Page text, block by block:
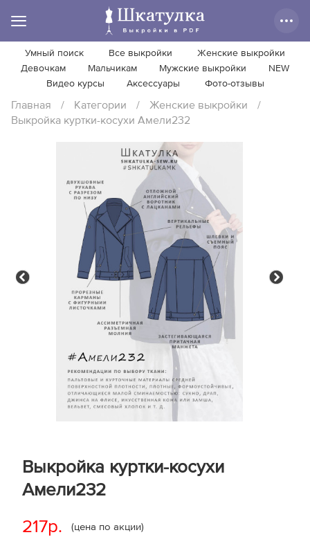
Умный поиск Все выкройки
Женские выкройки
Девочкам
Мальчикам Мужские выкройки
NEW
Видео курсы
Аксессуары Фото-отзывы
Главная / Категории / Женские выкройки
/
Выкройка куртки-косухи Амели232
Выкройка куртки-косухи
Амели232
217р. (цена по акции)